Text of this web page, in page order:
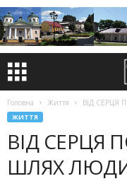
Головна Життя ВІД СЕРЦЯ
ЖИТТЯ
ВІД СЕРЦЯ
ШЛЯХ